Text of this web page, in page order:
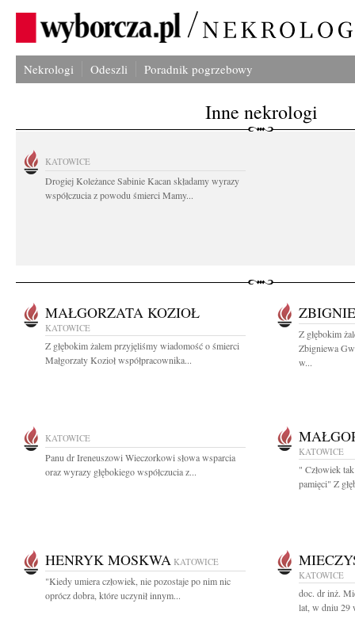
Nekrologi Odeszli Poradnik pogrzebowy
Inne nekrologi
KATOWICE
Drogiej Koleżance Sabinie Kacan składamy wyrazy
współczucia z powodu śmierci Mamy...
MAŁGORZATA KOZIOŁ
KATOWICE
Z głębokim żalem przyjęliśmy wiadomość o śmierci
Małgorzaty Kozioł współpracownika...
Z głębokim
Zbigniewa
w...
KATOWICE
Panu dr Ireneuszowi Wieczorkowi słowa wsparcia
oraz wyrazy głębokiego współczucia z...
KATOWICE
" Człowiek
pamięci" Z
HENRYK MOSKWA KATOWICE
"Kiedy umiera człowiek, nie pozostaje po nim nic
oprócz dobra, które uczynił innym...
KATOWICE
doc. dr inż.
lat, w dniu 29